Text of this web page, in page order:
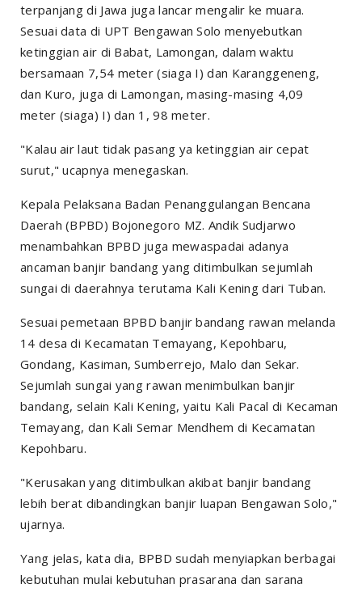
terpanjang di Jawa juga lancar mengalir ke muara.
Sesuai data di UPT Bengawan Solo menyebutkan
ketinggian air di Babat, Lamongan, dalam waktu
bersamaan 7,54 meter (siaga I) dan Karanggeneng,
dan Kuro, juga di Lamongan, masing-masing 4,09
meter (siaga) I) dan 1, 98 meter.
"Kalau air laut tidak pasang ya ketinggian air cepat
surut," ucapnya menegaskan.
Kepala Pelaksana Badan Penanggulangan Bencana
Daerah (BPBD) Bojonegoro MZ. Andik Sudjarwo
menambahkan BPBD juga mewaspadai adanya
ancaman banjir bandang yang ditimbulkan sejumlah
sungai di daerahnya terutama Kali Kening dari Tuban.
Sesuai pemetaan BPBD banjir bandang rawan melanda
14 desa di Kecamatan Temayang, Kepohbaru,
Gondang, Kasiman, Sumberrejo, Malo dan Sekar.
Sejumlah sungai yang rawan menimbulkan banjir
bandang, selain Kali Kening, yaitu Kali Pacal di Kecaman
Temayang, dan Kali Semar Mendhem di Kecamatan
Kepohbaru.
"Kerusakan yang ditimbulkan akibat banjir bandang
lebih berat dibandingkan banjir luapan Bengawan Solo,"
ujarnya.
Yang jelas, kata dia, BPBD sudah menyiapkan berbagai
kebutuhan mulai kebutuhan prasarana dan sarana